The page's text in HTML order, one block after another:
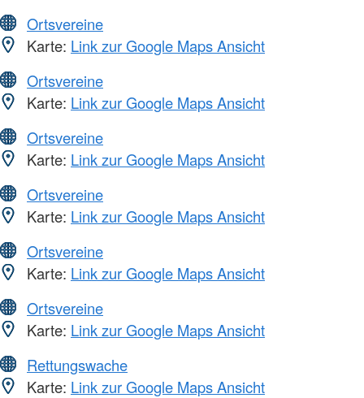
Ortsvereine
Karte: Link zur Google Maps Ansicht
Ortsvereine
Karte: Link zur Google Maps Ansicht
Ortsvereine
Karte: Link zur Google Maps Ansicht
Ortsvereine
Karte: Link zur Google Maps Ansicht
Ortsvereine
Karte: Link zur Google Maps Ansicht
Ortsvereine
Karte: Link zur Google Maps Ansicht
Rettungswache
Karte: Link zur Google Maps Ansicht